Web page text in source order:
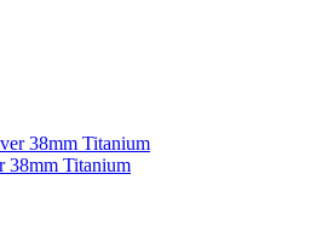
38mm Titanium